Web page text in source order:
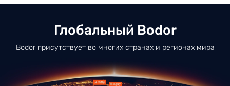
Глобальный Bodor
Bodor присутствует во многих странах и регионах мира